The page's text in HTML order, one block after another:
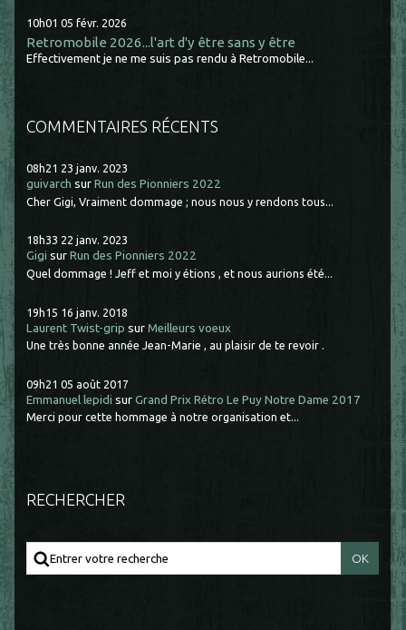
10h01 05 févr. 2026
Retromobile 2026...l'art d'y être sans y être
Effectivement je ne me suis pas rendu à Retromobile...
COMMENTAIRES RÉCENTS
08h21 23 janv. 2023
guivarch surRun des Pionniers 2022
Cher Gigi, Vraiment dommage ; nous nous y rendons tous...
18h33 22 janv. 2023
Gigi surRun des Pionniers 2022
Quel dommage ! Jeff et moi y étions , et nous aurions été...
19h15 16 janv. 2018
Laurent Twist-grip surMeilleurs voeux
Une très bonne année Jean-Marie , au plaisir de te revoir .
09h21 05 août 2017
Emmanuel lepidi surGrand Prix Rétro Le Puy Notre Dame 2017
Merci pour cette hommage à notre organisation et...
RECHERCHER